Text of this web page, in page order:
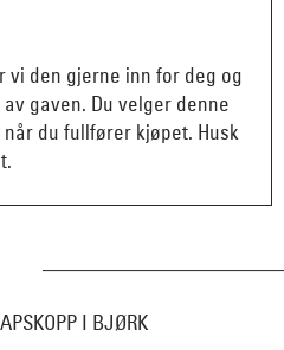
vi den gjerne inn for deg og
gaven. Du velger denne
du fullfører kjøpet. Husk
I BJØRK